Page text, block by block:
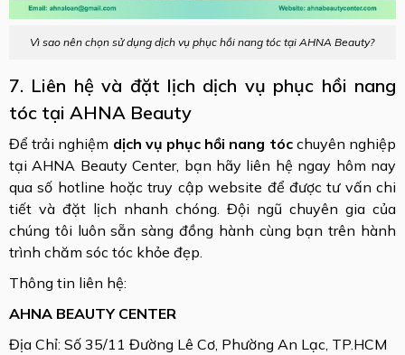
Vì sao nên chọn sử dụng dịch vụ phục hồi nang tóc tại AHNA Beauty?
7. Liên hệ và đặt lịch dịch vụ phục hồi nang
tóc tại AHNA Beauty
Để trải nghiệm dịch vụ phục hồi nang tócchuyên nghiệp
tại AHNA Beauty Center, bạn hãy liên hệ ngay hôm nay
qua số hotline hoặc truy cập website để được tư vấn chi
tiết và đặt lịch nhanh chóng. Đội ngũ chuyên gia của
chúng tôi luôn sẵn sàng đồng hành cùng bạn trên hành
trình chăm sóc tóc khỏe đẹp.
Thông tin liên hệ:
AHNA BEAUTY CENTER
Địa Chỉ: Số 35/11 Đường Lê Cơ, Phường An Lạc, TP.HCM